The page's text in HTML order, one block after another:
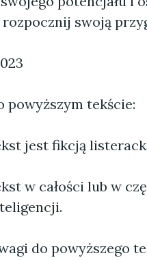
swoją
powyższym tekście:
jest fikcją
w całości lub w
do powyższego